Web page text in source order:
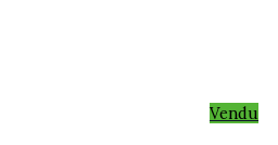
Vendu